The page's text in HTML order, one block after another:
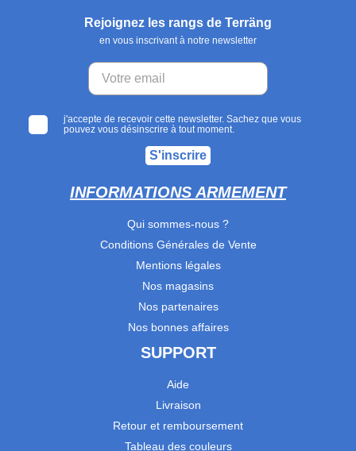
Rejoignez les rangs de Terräng
en vous inscrivant à notre newsletter
j'accepte de recevoir cette newsletter. Sachez que vous
pouvez vous désinscrire à tout moment.
S'inscrire
INFORMATIONS ARMEMENT
Qui sommes-nous ?
Conditions Générales de Vente
Mentions légales
Nos magasins
Nos partenaires
Nos bonnes affaires
SUPPORT
Aide
Livraison
Retour et remboursement
Tableau des couleurs